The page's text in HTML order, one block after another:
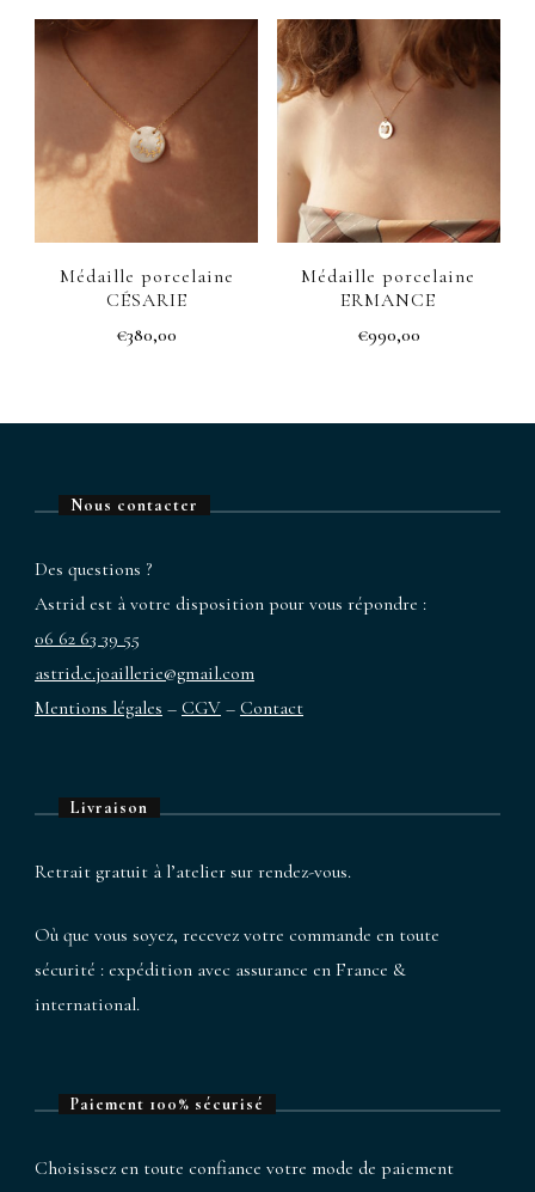
a
plusieurs
variations.
Les
options
sur
la
produit
€515,00
a
plusieurs
variations.
Les
options
peuvent
être
choisies
la
du
Médaille porcelaine
CÉSARIE
€380,00
Médaille porcelaine
ERMANCE
€990,00
Nous contacter
Des questions ?
Astrid est à votre disposition pour vous répondre :
06 62 63 39 55
astrid.c.joaillerie@gmail.com
Mentions légales – CGV – Contact
Livraison
Retrait gratuit à l’atelier sur rendez-vous.
Où que vous soyez, recevez votre commande en toute
sécurité : expédition avec assurance en France &
international.
Paiement 100% sécurisé
Choisissez en toute confiance votre mode de paiement